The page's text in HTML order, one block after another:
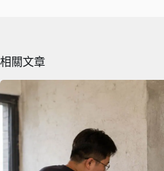
相關文章